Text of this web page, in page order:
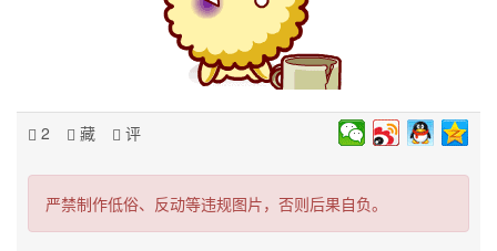
2 藏 评
严禁制作低俗、反动等违规图片，否则后果自负。